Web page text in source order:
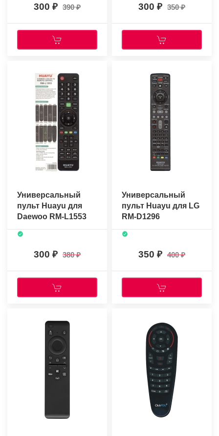
300 390 300 350
Универсальный
пульт Huayu для
Daewoo RM-L1553
300 380
Универсальный
пульт Huayu для LG
RM-D1296
350 400